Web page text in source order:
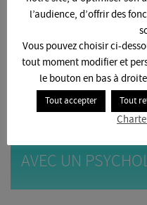
LUTTE CONTRE LE
MOI
EN
PRENDRE
RENDEZ-
AVEC UN
l’audience, d’offrir des
Vous pouvez choisir ci-
tout moment modifier et
le bouton en bas à
Tout accepter Tout